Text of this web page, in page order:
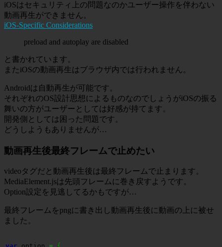
iOSはセキュリティ上の問題なのかユーザー操作を伴わない
動画再生ができません。
iOS-Specific Considerations
preload and autoplay are disabled
と書かれています。
またiOSの動画再生はブラウザ内では行われません。
Androidは自動再生が可能です。
それぞれのOS設計思想によるものなのでしょうがiOSの振る
舞いの方がユーザーとしては好感が持てます。
開発側としては困った問題です。
どうしようもありませんが…
動画再生後最終フレームで止めたい
videoタグだと動画再生後は最終フレームで止まります。
MediaElement.jsは先頭フレームに巻き戻すようです。
Option設定を見逃してるかもですが…
最終フレームをpngに書き出し動画再生後に動画の上に被せ
ました。